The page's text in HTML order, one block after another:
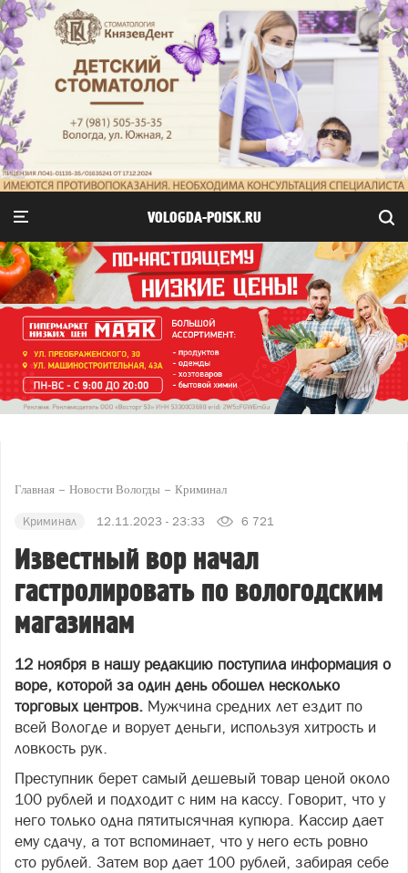
VOLOGDA-POISK.RU
Главная Новости Вологды Криминал
Криминал 12.11.2023 - 23:33 6 721
Известный вор начал
гастролировать по вологодским
магазинам
12 ноября в нашу редакцию поступила информация о
воре, которой за один день обошел несколько
торговых центров. Мужчина средних лет ездит по
всей Вологде и ворует деньги, используя хитрость и
ловкость рук.
Преступник берет самый дешевый товар ценой около
100 рублей и подходит с ним на кассу. Говорит, что у
него только одна пятитысячная купюра. Кассир дает
ему сдачу, а тот вспоминает, что у него есть ровно
сто рублей. Затем вор дает 100 рублей, забирая себе